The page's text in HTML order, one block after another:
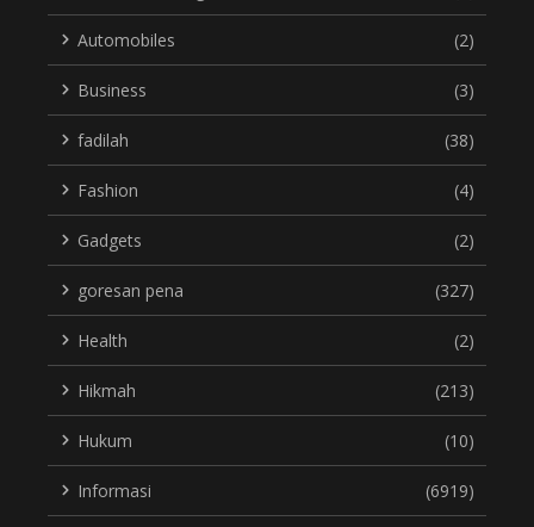
Automobiles (2)
Business (3)
fadilah (38)
Fashion (4)
Gadgets (2)
goresan pena (327)
Health (2)
Hikmah (213)
Hukum (10)
Informasi (6919)